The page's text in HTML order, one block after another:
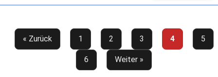
(45)
« Zurück 1 2 3 4 5
6 Weiter »